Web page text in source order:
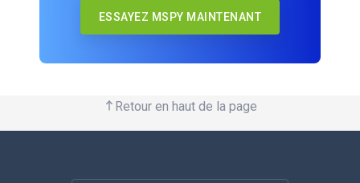
ESSAYEZ MSPY MAINTENANT
Retour en haut de la page